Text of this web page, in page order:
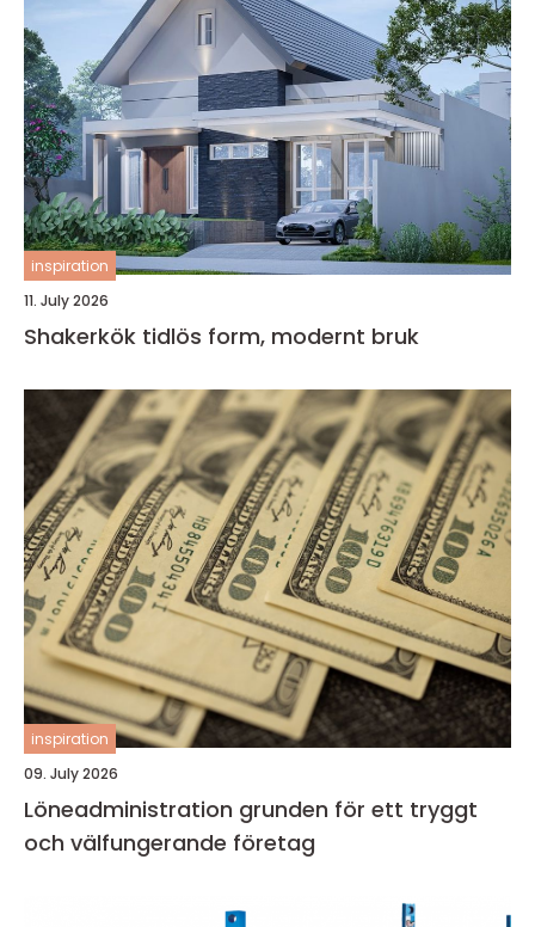
inspiration
11. July 2026
Shakerkök tidlös form, modernt bruk
inspiration
09. July 2026
Löneadministration grunden för ett tryggt
och välfungerande företag